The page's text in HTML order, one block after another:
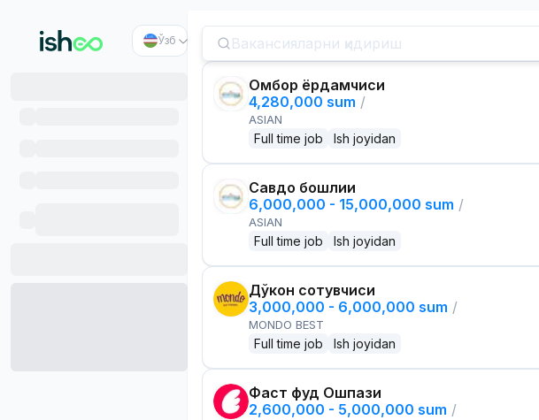
Ўзб
Омбор ёрдамчиси
4,280,000 sum /
ASIAN
Full time job Ish joyidan
Савдо бошлиғи
6,000,000 - 15,000,000 sum /
ASIAN
Full time job Ish joyidan
Дўкон сотувчиси
3,000,000 - 6,000,000 sum /
MONDO BEST
Full time job Ish joyidan
Фаст фуд Ошпази
2,600,000 - 5,000,000 sum /